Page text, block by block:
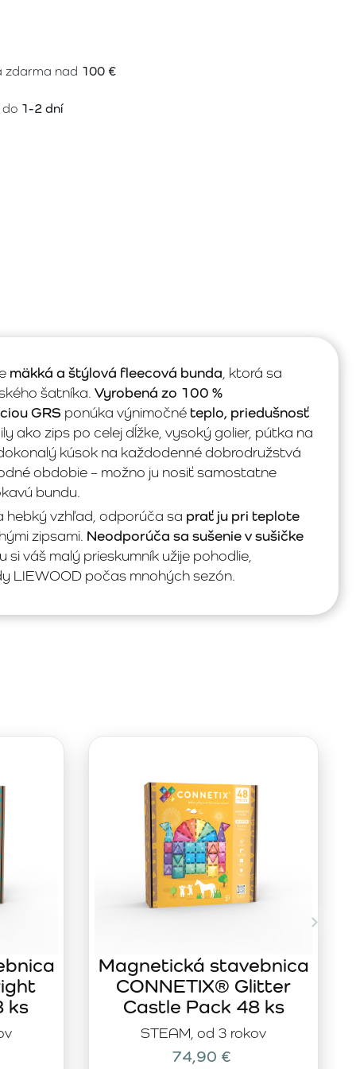
zdarma nad 100 €
do 1-2 dní
mäkká a štýlová fleecová bunda, ktorá sa
šatníka. Vyrobená zo 100 %
GRS ponúka výnimočnéteplo, priedušnosť
ako zips po celej dĺžke, vysoký golier, pútka na
kúsok na každodenné dobrodružstvá
obdobie – možno ju nosiť samostatne
bundu.
hebký vzhľad, odporúča sa prať ju pri teplote
zipsami. Neodporúča sa sušenie v sušičke
váš malý prieskumník užije pohodlie,
LIEWOOD počas mnohých sezón.
ks
STEAM, od 3 rokov
Magnetická stavebnica
CONNETIX® Glitter
Castle Pack 48 ks
74,90 €